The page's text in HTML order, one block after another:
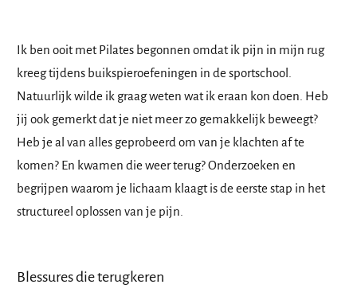
Ik ben ooit met Pilates begonnen omdat ik pijn in mijn rug
kreeg tijdens buikspieroefeningen in de sportschool.
Natuurlijk wilde ik graag weten wat ik eraan kon doen. Heb
jij ook gemerkt dat je niet meer zo gemakkelijk beweegt?
Heb je al van alles geprobeerd om van je klachten af te
komen? En kwamen die weer terug? Onderzoeken en
begrijpen waarom je lichaam klaagt is de eerste stap in het
structureel oplossen van je pijn.
Blessures die terugkeren